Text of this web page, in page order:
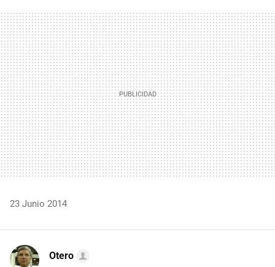
MAIL
23 Junio 2014
Otero